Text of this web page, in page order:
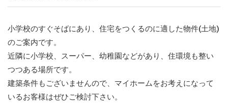
小学校のすぐそばにあり、住宅をつくるのに適した物件(土地)
のご案内です。
近隣に小学校、スーパー、幼稚園などがあり、住環境も整い
つつある場所です。
建築条件もございませんので、マイホームをお考えになって
いるお客様はぜひご検討下さい。